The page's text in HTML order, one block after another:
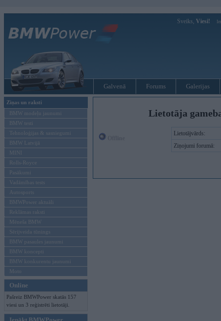
Sveiks, Viesi!
Galvenā Forums Galerijas
Ziņas un raksti
BMW modeļu jaunumi
BMW testi
Tehnoloģijas & sasniegumi
BMW Latvijā
MINI
Rolls-Royce
Pasākumi
Vadāmības tests
Autosports
BMWPower aktuāli
Reklāmas raksti
Mēneša BMW
Sērijveida tūnings
BMW pasaules jaunumi
BMW koncepti
BMW konkurentu jaunumi
Moto
Online
Pašreiz BMWPower skatās 157
viesi un 3 reģistrēti lietotāji.
Lietotāja
Lietotājvārds:
Ziņojumi forumā: